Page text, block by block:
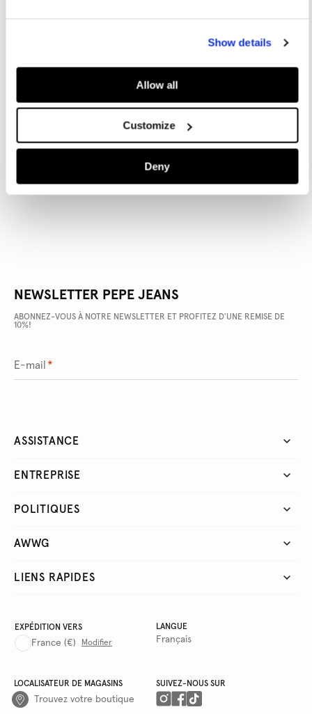
Show details
Allow all
Customize
Deny
DÉTAILS DU PRODUIT
NEWSLETTER PEPE JEANS
ABONNEZ-VOUS À NOTRE NEWSLETTER ET PROFITEZ D'UNE REMISE DE
10%!
E-mail *
ASSISTANCE
ENTREPRISE
POLITIQUES
AWWG
LIENS RAPIDES
EXPÉDITION VERS
France (€) Modifier
LANGUE
Français
LOCALISATEUR DE MAGASINS
Trouvez votre boutique
SUIVEZ-NOUS SUR